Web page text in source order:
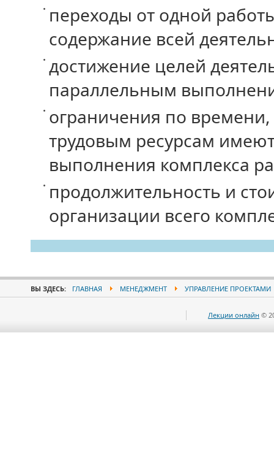
переходы от одной
содержание всей
достижение целей
параллельным
ограничения по
трудовым ресурсам
выполнения комплекса
продолжительность и
организации всего
ВЫ ЗДЕСЬ: ГЛАВНАЯ МЕНЕДЖМЕНТ УПРАВЛЕНИЕ ПРОЕКТАМИ
Лекции онлайн ©